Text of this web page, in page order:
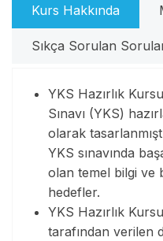
Kurs Hakkında
Sıkça Sorulan
YKS Hazırlık
Sınavı (YKS)
olarak
YKS sınavında
olan temel bilgi ve
hedefler.
YKS Hazırlık
tarafından verilen